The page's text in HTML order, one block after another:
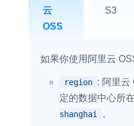
媒体服务
云端录制
本地服务端录制
RTC 服务端 SDK
与 RTC 客户端 SDK 互通，实
云
OSS
S3
如果你使用阿里云
region : 阿里云
定的数据中心所
shanghai
。